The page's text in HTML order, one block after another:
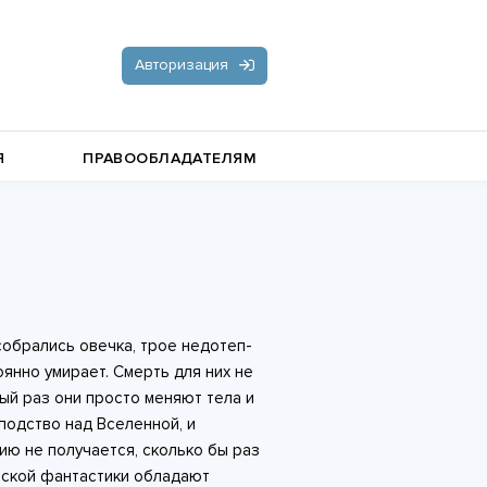
Авторизация
романы
Стихи и поэзия
ПРАВООБЛАДАТЕЛЯМ
овечка, трое недотеп-
умирает. Смерть для них не
раз они просто меняют тела и
над Вселенной, и
не получается, сколько бы раз
фантастики обладают